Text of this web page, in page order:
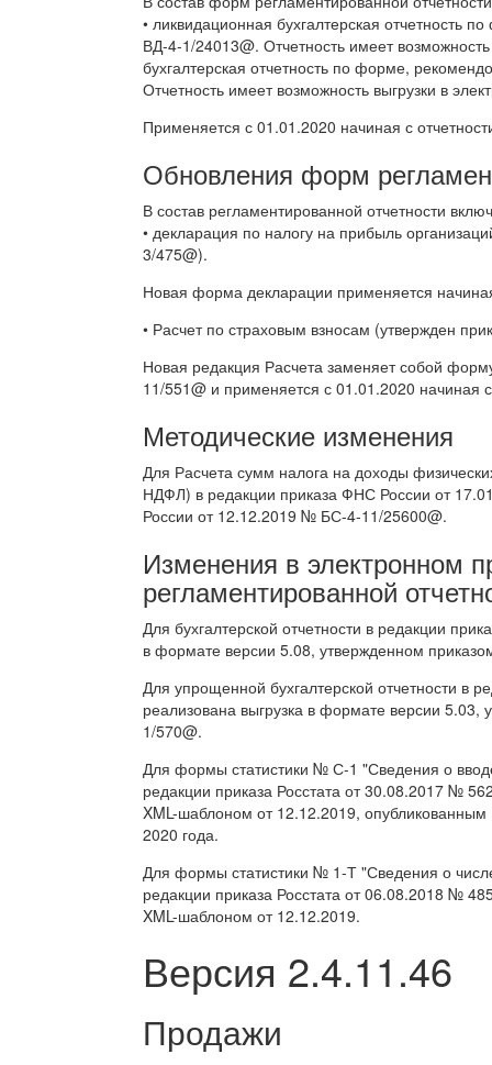
• ликвидационная бухгалтерская
ВД-4-1/24013@. Отчетность имеет
бухгалтерская отчетность по форме,
Отчетность имеет возможность выгрузки в
Применяется с 01.01.2020 начиная с
Обновления форм
В состав регламентированной отчетности
• декларация по налогу на прибыль
3/475@).
Новая форма декларации применяется
• Расчет по страховым взносам (утвержден
Новая редакция Расчета заменяет собой
11/551@ и применяется с 01.01.2020 начиная
Методические изменения
Для Расчета сумм налога на доходы
НДФЛ) в редакции приказа ФНС России от
России от 12.12.2019 № БС-4-11/25600@.
Изменения в электронном
регламентированной
Для бухгалтерской отчетности в редакции
в формате версии 5.08, утвержденном
Для упрощенной бухгалтерской отчетности в
реализована выгрузка в формате версии
1/570@.
Для формы статистики № С-1 "Сведения о
редакции приказа Росстата от 30.08.2017 №
XML-шаблоном от 12.12.2019,
2020 года.
Для формы статистики № 1-Т "Сведения о
редакции приказа Росстата от 06.08.2018 №
XML-шаблоном от 12.12.2019.
Версия 2.4.11.46
Продажи